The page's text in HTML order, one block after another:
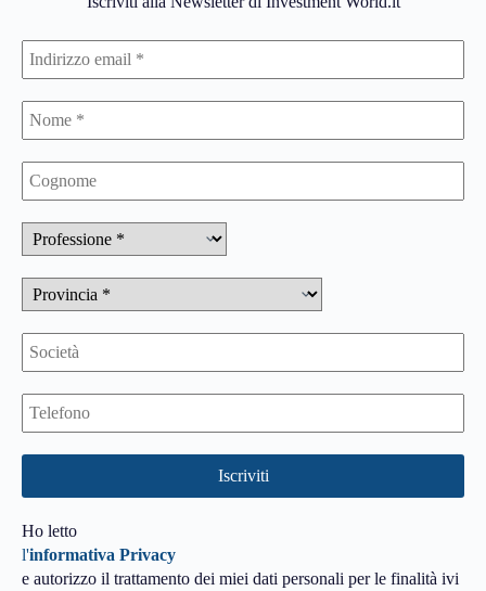
Ho letto
l'informativa Privacy
e autorizzo il trattamento dei miei dati personali per le finalità ivi